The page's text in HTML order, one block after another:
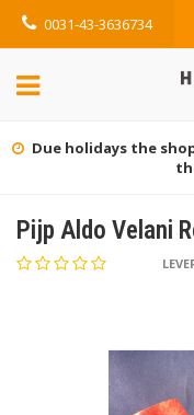
0031-43-3636734
Pijp Aldo Velani